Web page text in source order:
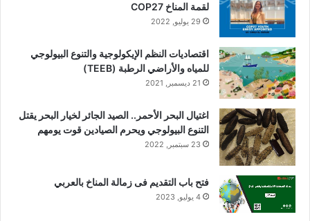
لقمة المناخ COP27
29 يوليو, 2022
اقتصاديات النظم الإيكولوجية والتنوع البيولوجي
للمياه والأراضي الرطبة (TEEB)
21 ديسمبر, 2021
اغتيال البحر الأحمر.. الصيد الجائر لخيار البحر يقتل
التنوع البيولوجي ويحرم الصيادين قوت يومهم
23 سبتمبر, 2022
فتح باب التقديم فى زمالة المناخ بالعربي
4 يوليو, 2023